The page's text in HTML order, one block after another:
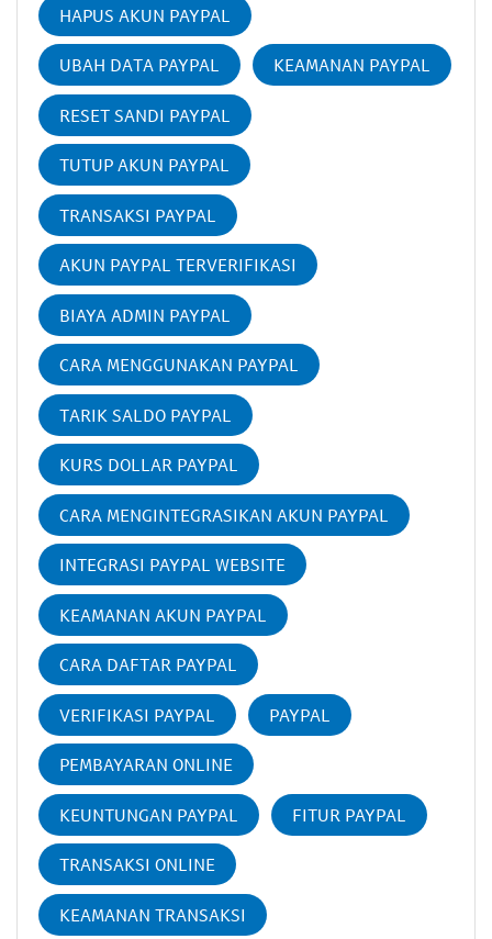
HAPUS AKUN PAYPAL
UBAH DATA PAYPAL KEAMANAN PAYPAL
RESET SANDI PAYPAL
TUTUP AKUN PAYPAL
TRANSAKSI PAYPAL
AKUN PAYPAL TERVERIFIKASI
BIAYA ADMIN PAYPAL
CARA MENGGUNAKAN PAYPAL
TARIK SALDO PAYPAL
KURS DOLLAR PAYPAL
CARA MENGINTEGRASIKAN AKUN PAYPAL
INTEGRASI PAYPAL WEBSITE
KEAMANAN AKUN PAYPAL
CARA DAFTAR PAYPAL
VERIFIKASI PAYPAL PAYPAL
PEMBAYARAN ONLINE
KEUNTUNGAN PAYPAL FITUR PAYPAL
TRANSAKSI ONLINE
KEAMANAN TRANSAKSI